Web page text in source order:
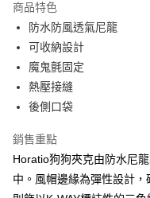
合作金庫商業銀行
華南商業銀行
上海商業儲蓄銀行
國泰世華商業銀行
臺灣中小企業銀行
匯豐（台灣）商業銀行
聯邦商業銀行
元大商業銀行
台新國際商業銀行
台灣樂天信用卡公司
LINE Pay
Apple Pay
街口支付
悠遊付
全盈+PAY
AFTEE先享後付
相關說明
商品特色
防水防風透氣尼龍
可收納設計
魔鬼氈固定
熱壓接縫
後側口袋
銷售重點
Horatio狗狗夾克由防水尼
中。風帽邊緣為彈性設計